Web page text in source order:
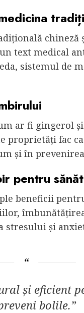
chineză
text medical
sistemul de
ar fi gingerol
proprietăți fac
și în
pentru
beneficii
stresului și
și eficient
bolile.”